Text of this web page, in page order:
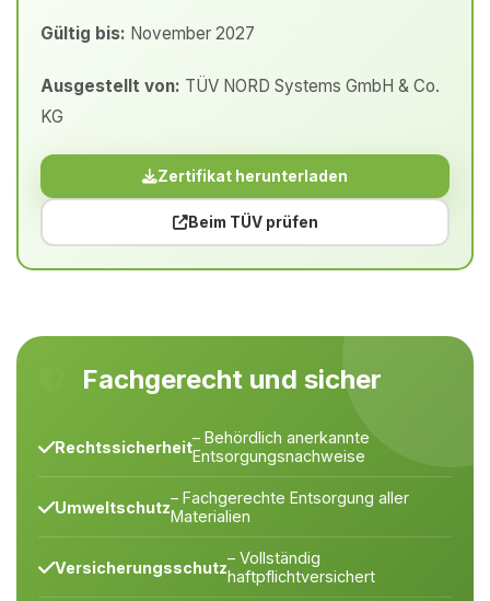
Gültig bis: November 2027
Ausgestellt von: TÜV NORD Systems GmbH & Co.
KG
Zertifikat herunterladen
Beim TÜV prüfen
Fachgerecht und sicher
Rechtssicherheit– Behördlich anerkannte
Entsorgungsnachweise
Umweltschutz– Fachgerechte Entsorgung aller
Materialien
Versicherungsschutz– Vollständig
haftpflichtversichert